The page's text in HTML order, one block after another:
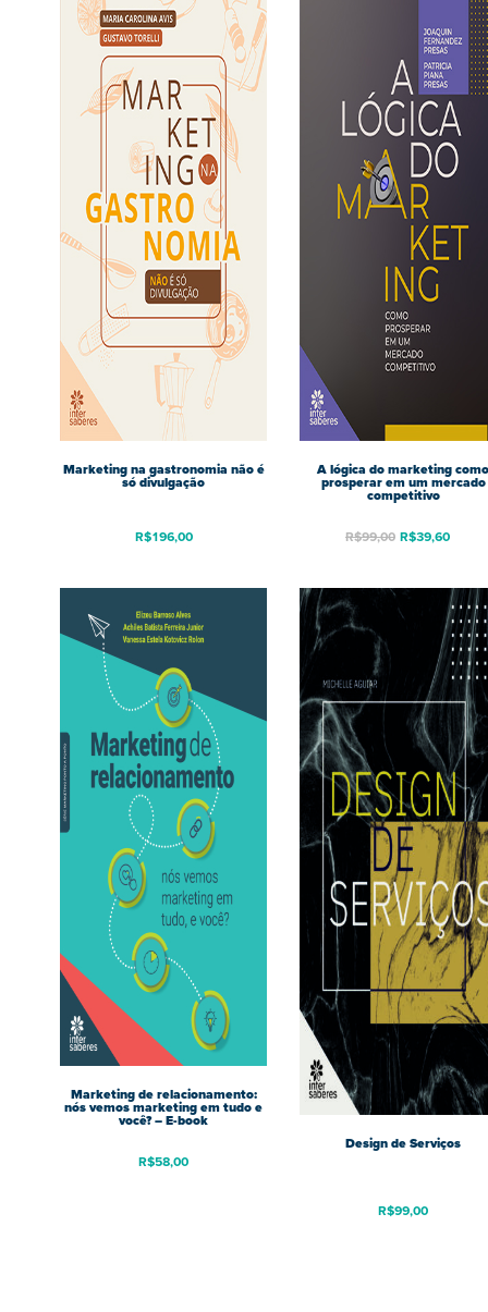
Marketing na gastronomia não é
só divulgação
R$196,00
A lógica do marketing como
prosperar em um mercado
competitivo
R$99,00 R$39,60
Marketing de relacionamento:
nós vemos marketing em tudo e
você? – E-book
R$58,00
Design de Serviços
R$99,00